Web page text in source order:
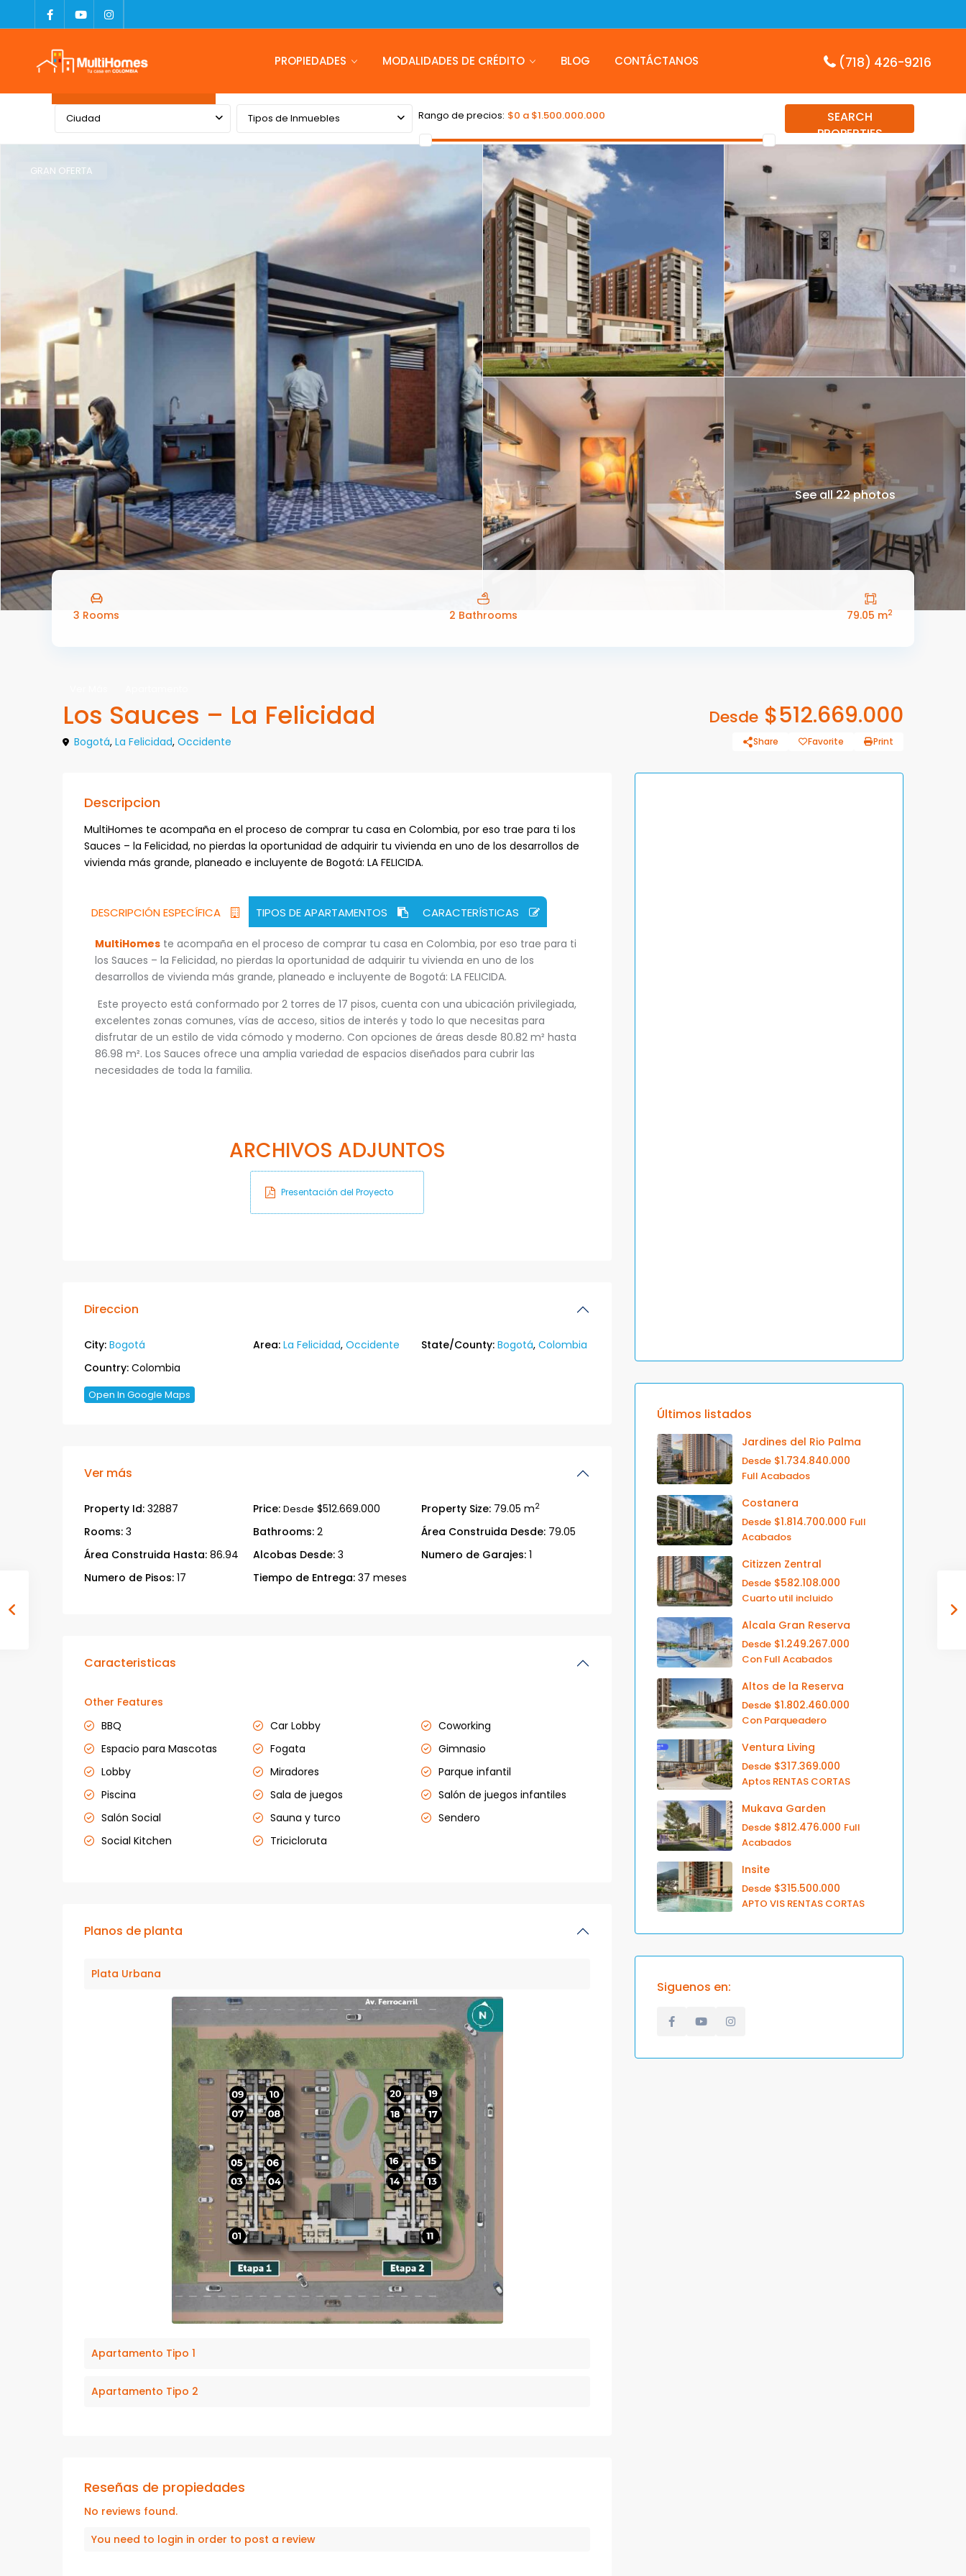
PROPIEDADES MODALIDADES DE CRÉDITO BLOG CONTÁCTANOS (718) 426-9216
Ciudad Tipos de Inmuebles Rango de precios: $0 a $1.500.000.000
SEARCH
PROPERTIES
GRAN OFERTA
See all 22 photos
3 Rooms 2 Bathrooms 79.05 m2
Los Sauces – La Felicidad Desde $512.669.000
Bogotá, La Felicidad, Occidente Share Favorite Print
Descripcion
MultiHomes te acompaña en el proceso de comprar tu casa en Colombia, por eso trae para ti los
Sauces – la Felicidad, no pierdas la oportunidad de adquirir tu vivienda en uno de los desarrollos de
vivienda más grande, planeado e incluyente de Bogotá: LA FELICIDA.
DESCRIPCIÓN ESPECÍFICA TIPOS DE APARTAMENTOS CARACTERÍSTICAS
MultiHomes te acompaña en el proceso de comprar tu casa en Colombia, por eso trae para ti
los Sauces – la Felicidad, no pierdas la oportunidad de adquirir tu vivienda en uno de los
desarrollos de vivienda más grande, planeado e incluyente de Bogotá: LA FELICIDA.
Este proyecto está conformado por 2 torres de 17 pisos, cuenta con una ubicación privilegiada,
excelentes zonas comunes, vías de acceso, sitios de interés y todo lo que necesitas para
disfrutar de un estilo de vida cómodo y moderno. Con opciones de áreas desde 80.82 m² hasta
86.98 m². Los Sauces ofrece una amplia variedad de espacios diseñados para cubrir las
necesidades de toda la familia.
ARCHIVOS ADJUNTOS
Presentación del Proyecto
Direccion
City: Bogotá Area: La Felicidad, Occidente State/County: Bogotá,Colombia
Country: Colombia
Open In Google Maps
Ver más
Property Id: 32887 Price: Desde $512.669.000 Property Size: 79.05 m2
Rooms: 3 Bathrooms:2 Área Construida Desde: 79.05
Área Construida Hasta: 86.94 Alcobas Desde:3 Numero de Garajes: 1
Numero de Pisos: 17 Tiempo de Entrega:37 meses
Caracteristicas
Other Features
BBQ
Car Lobby
Coworking
Espacio para Mascotas
Fogata
Gimnasio
Lobby
Miradores
Parque infantil
Piscina
Sala de juegos
Salón de juegos infantiles
Salón Social
Sauna y turco
Sendero
Social Kitchen
Tricicloruta
Planos de planta
Plata Urbana
Apartamento Tipo 1
Apartamento Tipo 2
Reseñas de propiedades
No reviews found.
You need to login in order to post a review
Últimos listados
Jardines del Rio Palma
Desde $1.734.840.000
Full Acabados
Costanera
Desde $1.814.700.000 Full
Acabados
Citizzen Zentral
Desde $582.108.000
Cuarto util incluido
Alcala Gran Reserva
Desde $1.249.267.000
Con Full Acabados
Altos de la Reserva
Desde $1.802.460.000
Con Parqueadero
Ventura Living
Desde $317.369.000
Aptos RENTAS CORTAS
Mukava Garden
Desde $812.476.000 Full
Acabados
Insite
Desde $315.500.000
APTO VIS RENTAS CORTAS
Siguenos en: